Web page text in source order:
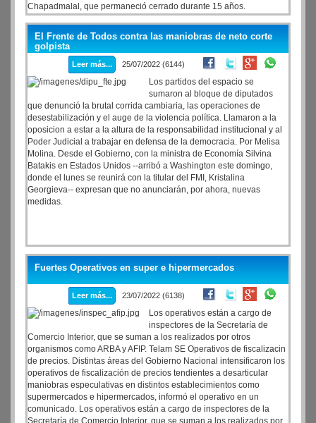
Chapadmalal, que permaneció cerrado durante 15 años.
El Frente de Todos contra las maniobras de neto corte
golpista
Leer más... 25/07/2022 (6144)
Los partidos del espacio se
sumaron al bloque de diputados
que denunció la brutal corrida cambiaria, las operaciones de
desestabilización y el auge de la violencia política. Llamaron a la
oposicion a estar a la altura de la responsabilidad institucional y al
Poder Judicial a trabajar en defensa de la democracia. Por Melisa
Molina. Desde el Gobierno, con la ministra de Economía Silvina
Batakis en Estados Unidos --arribó a Washington este domingo,
donde el lunes se reunirá con la titular del FMI, Kristalina
Georgieva-- expresan que no anunciarán, por ahora, nuevas
medidas.
Fuertes Operativos en super e hipermercados
Leer más... 23/07/2022 (6138)
Los operativos están a cargo de
inspectores de la Secretaría de
Comercio Interior, que se suman a los realizados por otros
organismos como ARBA y AFIP. Telam SE Operativos de fiscalizacin
de precios. Distintas áreas del Gobierno Nacional intensificaron los
operativos de fiscalización de precios tendientes a desarticular
maniobras especulativas en distintos establecimientos como
supermercados e hipermercados, informó el operativo en un
comunicado. Los operativos están a cargo de inspectores de la
Secretaría de Comercio Interior, que se suman a los realizados por